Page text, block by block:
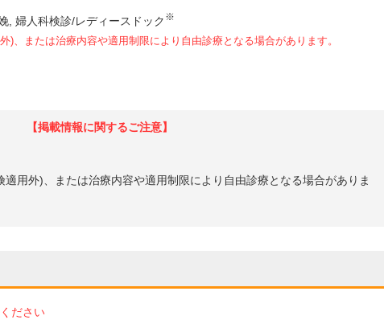
婦人科検診/レディースドック ※
)、または治療内容や適用制限により自由診療となる場合があります。
【掲載情報に関するご注意】
適用外)、または治療内容や適用制限により自由診療となる場合がありま
ださい